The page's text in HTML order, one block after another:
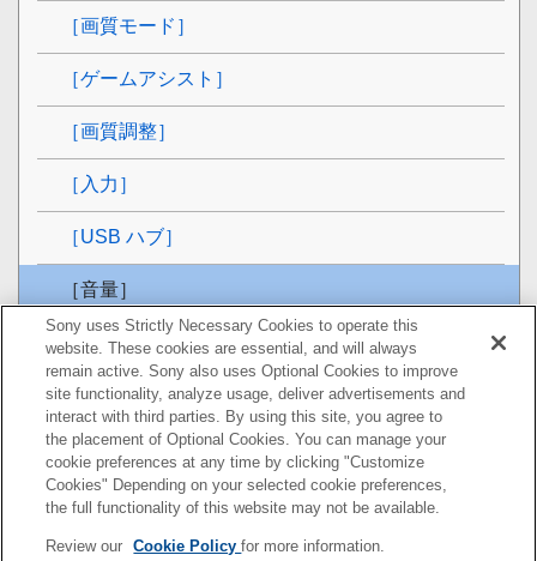
［画質モード］
［ゲームアシスト］
［画質調整］
［入力］
［USB ハブ］
［音量］
［パーソナライズ］
［OSD メニュー］
［その他］
便利な機能を使う
Sony uses Strictly Necessary Cookies to operate this
website. These cookies are essential, and will always
remain active. Sony also uses Optional Cookies to improve
site functionality, analyze usage, deliver advertisements and
interact with third parties. By using this site, you agree to
the placement of Optional Cookies. You can manage your
cookie preferences at any time by clicking "Customize
Cookies" Depending on your selected cookie preferences,
the full functionality of this website may not be available.
Review our Cookie Policyfor more information.